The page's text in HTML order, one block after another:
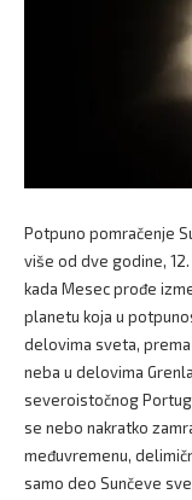
Potpuno pomračenje
više od dve godine,
kada Mesec prođe
planetu koja u
delovima sveta, prema
neba u delovima
severoistočnog
se nebo nakratko
međuvremenu,
samo deo Sunčeve